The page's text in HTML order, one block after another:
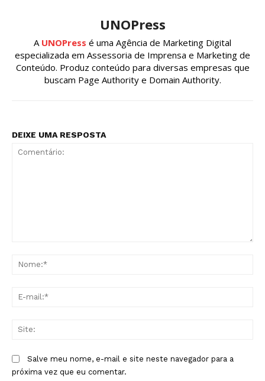
UNOPress
A UNOPress é uma Agência de Marketing Digital
especializada em Assessoria de Imprensa e Marketing de
Conteúdo. Produz conteúdo para diversas empresas que
buscam Page Authority e Domain Authority.
DEIXE UMA RESPOSTA
Salve meu nome, e-mail e site neste navegador para a
próxima vez que eu comentar.